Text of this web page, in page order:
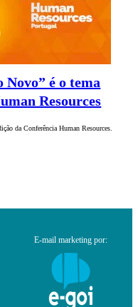
é o tema
Resources
da Conferência Human Resources.
E-mail marketing por: